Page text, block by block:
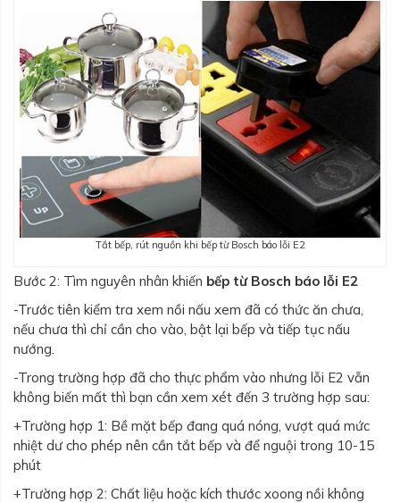
Tắt bếp, rút nguồn khi bếp từ Bosch báo lỗi E2
Bước 2: Tìm nguyên nhân khiến bếp từ Bosch báo lỗi E2
-Trước tiên kiểm tra xem nồi nấu xem đã có thức ăn chưa,
nếu chưa thì chỉ cần cho vào, bật lại bếp và tiếp tục nấu
nướng.
-Trong trường hợp đã cho thực phẩm vào nhưng lỗi E2 vẫn
không biến mất thì bạn cần xem xét đến 3 trường hợp sau:
+Trường hợp 1: Bề mặt bếp đang quá nóng, vượt quá mức
nhiệt dư cho phép nên cần tắt bếp và để nguội trong 10-15
phút
+Trường hợp 2: Chất liệu hoặc kích thước xoong nồi không